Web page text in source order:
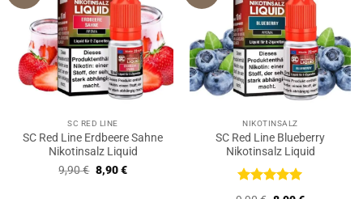
SC RED LINE
SC Red Line Erdbeere Sahne
Nikotinsalz Liquid
9,90€ Ursprünglicher
Preis
8,90€Aktueller
NIKOTINSALZ
SC Red Line Blueberry
Nikotinsalz Liquid
Bewertet